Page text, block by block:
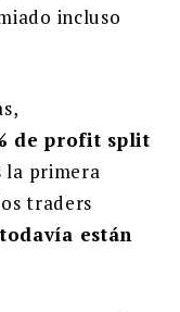
incluso
de profit split
la primera
traders
están